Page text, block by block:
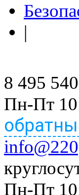
|
8 495
Пн-Пт
Пн-Пт